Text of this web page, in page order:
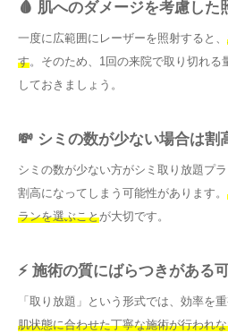
🩸 肌へのダメージを考慮した
一度に広範囲にレーザーを照射すると、
す。そのため、1回の来院で取り切れる
しておきましょう。
💸 シミの数が少ない場合は割
シミの数が少ない方がシミ取り放題プ
割高になってしまう可能性があります。
ランを選ぶことが大切です。
⚡ 施術の質にばらつきがある
「取り放題」という形式では、効率を重
肌状態に合わせた丁寧な施術が行われ